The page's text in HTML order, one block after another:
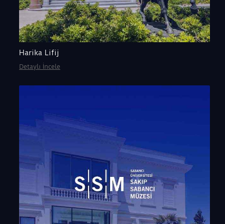
Harika Lifij
Detaylı İncele